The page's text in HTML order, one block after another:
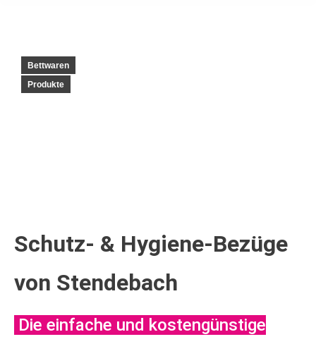
Bettwaren
Produkte
Schutz- & Hygiene-Bezüge
von Stendebach
Die einfache und kostengünstige